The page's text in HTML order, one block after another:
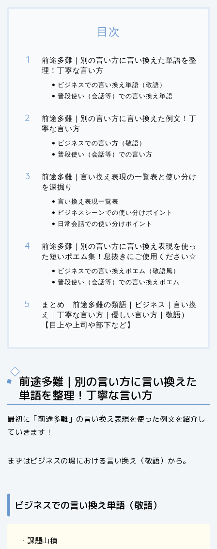
目次
前途多難｜別の言い方に言い換えた単語を整
理！丁寧な言い方
ビジネスでの言い換え単語（敬語）
普段使い（会話等）での言い換え単語
前途多難｜別の言い方に言い換えた例文！丁
寧な言い方
ビジネスでの言い方（敬語）
普段使い（会話等）での言い方
前途多難｜言い換え表現の一覧表と使い分け
を深掘り
言い換え表現一覧表
ビジネスシーンでの使い分けポイント
日常会話での使い分けポイント
前途多難｜別の言い方に言い換え表現を使っ
た短いポエム集！息抜きにご使用ください☆
ビジネスでの言い換えポエム（敬語風）
普段使い（会話等）での言い換えポエム
まとめ 前途多難の類語｜ビジネス｜言い換
え｜丁寧な言い方｜優しい言い方｜敬語）
【目上や上司や部下など】
前途多難｜別の言い方に言い換えた
単語を整理！丁寧な言い方
最初に「前途多難」の言い換え表現を使った例文を紹介し
ていきます！
まずはビジネスの場における言い換え（敬語）から。
ビジネスでの言い換え単語（敬語）
・課題山積